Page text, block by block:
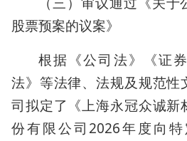
股票预案的议案》
根据《公司法》《证
法》等法律、法规及规范性
司拟定了《上海永冠众诚新
份有限公司2026年度向